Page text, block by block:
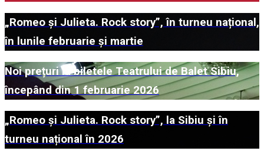
„Romeo și Julieta. Rock story”, în turneu național,
în lunile februarie și martie
Noi prețuri la biletele Teatrului de Balet Sibiu,
începând din 1 februarie 2026
„Romeo și Julieta. Rock story”, la Sibiu și în
turneu național în 2026